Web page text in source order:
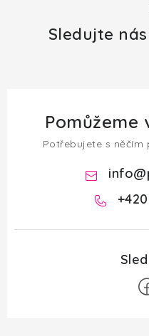
Sledujte
Pomůžeme
Potřebujete s něčím
info@